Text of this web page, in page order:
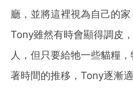
廳，並將這裡視為自己的
Tony雖然有時會顯得調皮
人，但只要給牠一些貓糧
著時間的推移，Tony逐漸